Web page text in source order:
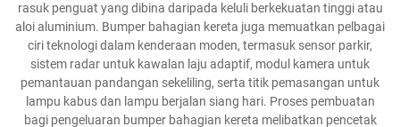
rasuk penguat yang dibina daripada keluli berkekuatan tinggi atau
aloi aluminium. Bumper bahagian kereta juga memuatkan pelbagai
ciri teknologi dalam kenderaan moden, termasuk sensor parkir,
sistem radar untuk kawalan laju adaptif, modul kamera untuk
pemantauan pandangan sekeliling, serta titik pemasangan untuk
lampu kabus dan lampu berjalan siang hari. Proses pembuatan
bagi pengeluaran bumper bahagian kereta melibatkan pencetak